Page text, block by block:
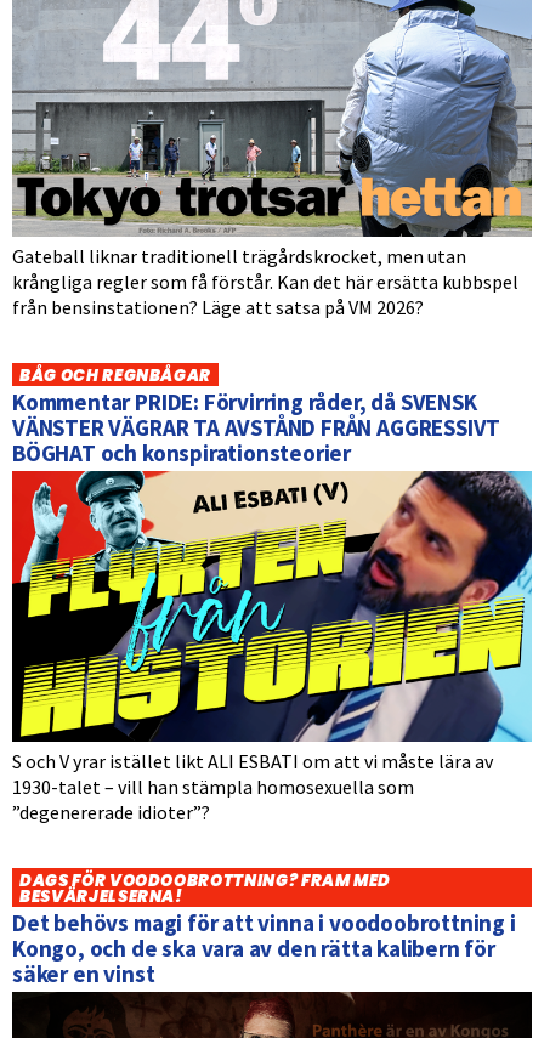
Gateball liknar traditionell trägårdskrocket, men utan
krångliga regler som få förstår. Kan det här ersätta kubbspel
från bensinstationen? Läge att satsa på VM 2026?
BÅG OCH REGNBÅGAR
Kommentar PRIDE: Förvirring råder, då SVENSK
VÄNSTER VÄGRAR TA AVSTÅND FRÅN AGGRESSIVT
BÖGHAT och konspirationsteorier
S och V yrar istället likt ALI ESBATI om att vi måste lära av
1930-talet – vill han stämpla homosexuella som
”degenererade idioter”?
DAGS FÖR VOODOOBROTTNING? FRAM MED
BESVÄRJELSERNA!
Det behövs magi för att vinna i voodoobrottning i
Kongo, och de ska vara av den rätta kalibern för
säker en vinst